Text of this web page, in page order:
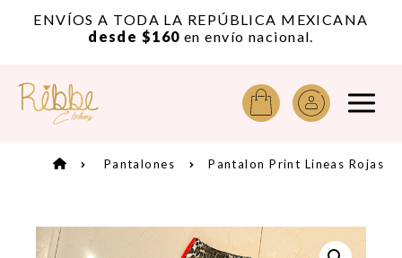
ENVÍOS A TODA LA REPÚBLICA MEXICANA
desde $160 en envío nacional.
Pantalones Pantalon Print Lineas Rojas